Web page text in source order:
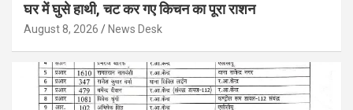
घर में घुसे हाथी, चट कर गए किचन का पूरा राशन
August 8, 2026 News Desk